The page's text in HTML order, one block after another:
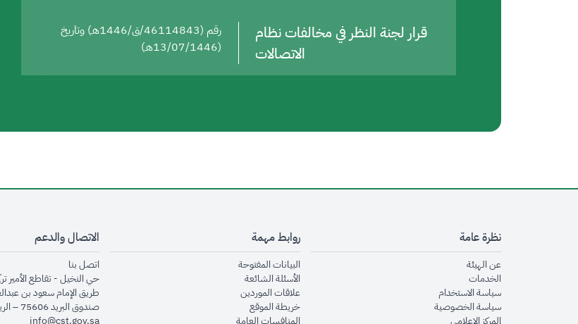
قرار لجنة النظر في مخالفات نظام
الاتصالات
رقم (46114843/ق/1446هـ) وتاريخ
(13/07/1446هـ)
نظرة عامة
عن الهيئةopens in new window
الخدماتopens in new window
سياسة الاستخدام
سياسة الخصوصيةopens in new window
المركز الإعلاميopens in new window
روابط مهمة
البيانات المفتوحةopens in new window
الأسئلة الشائعةopens in new window
علاقات الموردينopens in new window
خريطة الموقعopens in new window
المنافسات العامةopens in new window
الاتصال والدعم
اتصل بنا
حي النخيل - تقاطع الأمير
طريق الإمام سعود بن
صندوق البريد 75606 – الرياض 11588
info@cst.gov.sa